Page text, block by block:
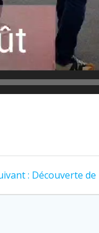
: Article
Découverte de